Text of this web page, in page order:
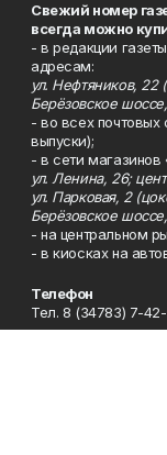
Свежий номер
всегда можно
- в редакции
адресам:
ул. Нефтяников, 22
Берёзовское
- во всех почтовых
выпуски);
- в сети магазинов
ул. Ленина, 26;
ул. Парковая, 2
Берёзовское
- на центральном
- в киосках на
Телефон
Тел. 8 (34783) 7-